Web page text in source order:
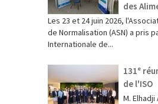
des
‎Les 23 et 24 juin 2026,
de Normalisation (ASN) a pris
Internationale de...
131ᵉ
de l'ISO
M.